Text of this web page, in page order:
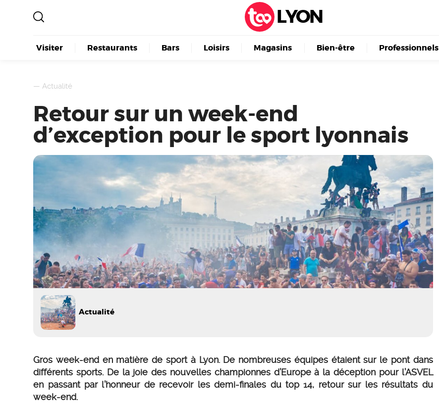
LYON
Visiter Restaurants Bars Loisirs Magasins Bien-être Professionnels
—Actualité
Retour sur un week-end
d’exception pour le sport lyonnais
Actualité
Gros week-end en matière de sport à Lyon. De nombreuses équipes étaient sur le pont dans
différents sports. De la joie des nouvelles championnes d’Europe à la déception pour l’ASVEL
en passant par l’honneur de recevoir les demi-finales du top 14, retour sur les résultats du
week-end.